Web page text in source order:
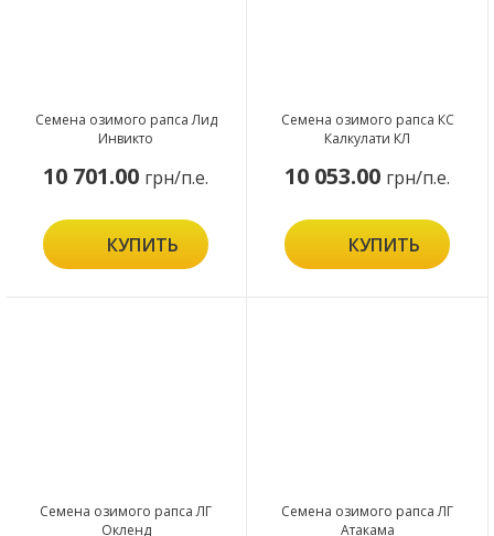
Семена озимого рапса Лид
Инвикто
10 701.00 грн/п.е.
КУПИТЬ
Семена озимого рапса КС
Калкулати КЛ
10 053.00 грн/п.е.
КУПИТЬ
Семена озимого рапса ЛГ
Окленд
Семена озимого рапса ЛГ
Атакама